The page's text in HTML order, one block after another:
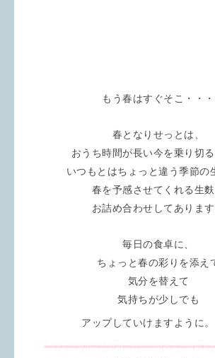
もう春はすぐそこ・・・
春となりせっとは、
おうち時間が長い今を乗り切
いつもとはちょっと違う季節の
春を予感させてくれる生
お詰め合わせしてあります
毎日の食卓に、
ちょっと春の彩りを添え
気分を替えて
気持ちが少しでも
アップしていけますように。